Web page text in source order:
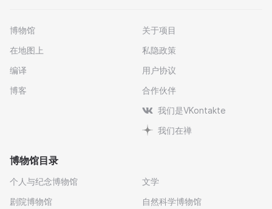
博物馆
在地图上
编译
博客
关于项目
私隐政策
用户协议
合作伙伴
我们是VKontakte
我们在禅
博物馆目录
个人与纪念博物馆
剧院博物馆
文学
自然科学博物馆